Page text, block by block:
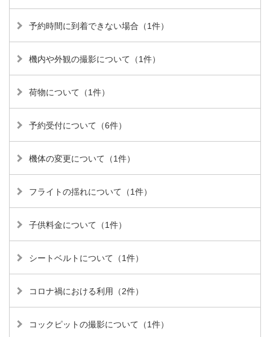
予約時間に到着できない場合（1件）
機内や外観の撮影について（1件）
荷物について（1件）
予約受付について（6件）
機体の変更について（1件）
フライトの揺れについて（1件）
子供料金について（1件）
シートベルトについて（1件）
コロナ禍における利用（2件）
コックピットの撮影について（1件）